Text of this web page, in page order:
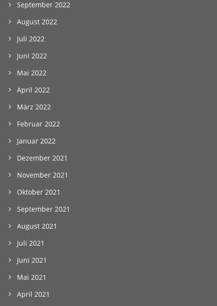
September 2022
August 2022
Juli 2022
Juni 2022
Mai 2022
April 2022
März 2022
Februar 2022
Januar 2022
Dezember 2021
November 2021
Oktober 2021
September 2021
August 2021
Juli 2021
Juni 2021
Mai 2021
April 2021